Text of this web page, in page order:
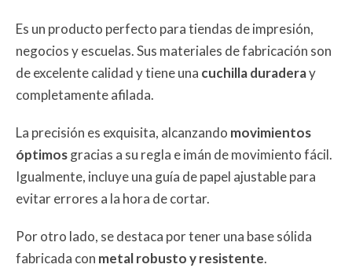
Es un producto perfecto para tiendas de impresión,
negocios y escuelas. Sus materiales de fabricación son
de excelente calidad y tiene una cuchilla duraderay
completamente afilada.
La precisión es exquisita, alcanzando movimientos
óptimosgracias a su regla e imán de movimiento fácil.
Igualmente, incluye una guía de papel ajustable para
evitar errores a la hora de cortar.
Por otro lado, se destaca por tener una base sólida
fabricada con metal robusto y resistente.